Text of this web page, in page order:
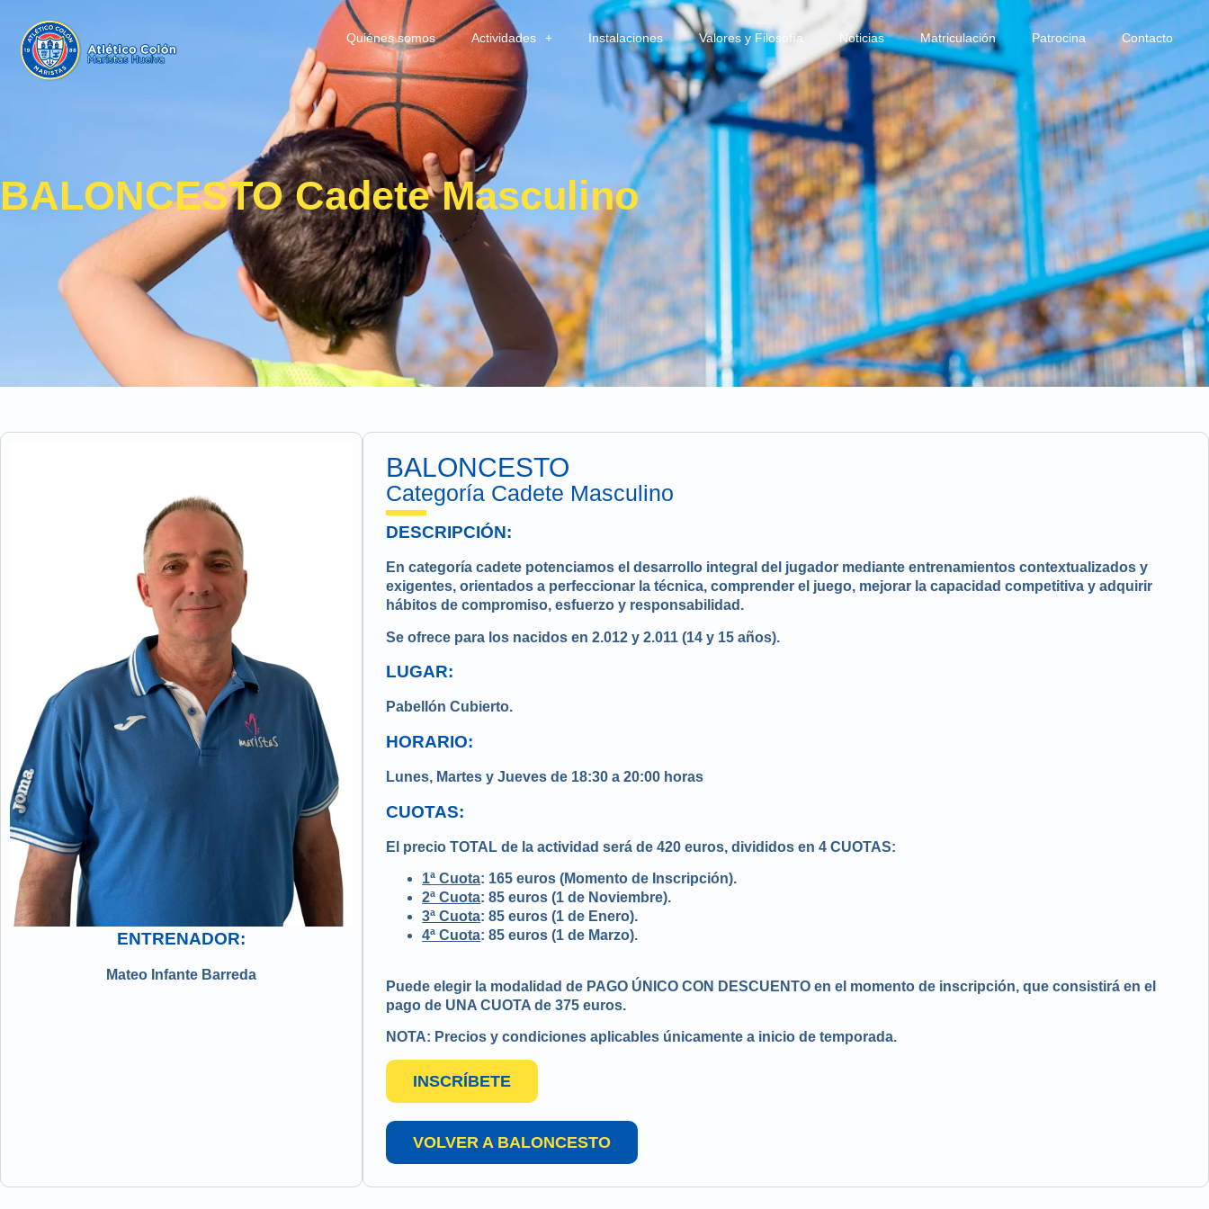
Quiénes somos Actividades Instalaciones Valores y Filosofía Noticias Matriculación Patrocina Contacto
BALONCESTO Cadete Masculino
ENTRENADOR:
Mateo Infante Barreda
BALONCESTO
Categoría Cadete Masculino
DESCRIPCIÓN:
En categoría cadete potenciamos el desarrollo integral del jugador mediante entrenamientos contextualizados y
exigentes, orientados a perfeccionar la técnica, comprender el juego, mejorar la capacidad competitiva y adquirir
hábitos de compromiso, esfuerzo y responsabilidad.
Se ofrece para los nacidos en 2.012 y 2.011 (14 y 15 años).
LUGAR:
Pabellón Cubierto.
HORARIO:
Lunes, Martes y Jueves de 18:30 a 20:00 horas
CUOTAS:
El precio TOTAL de la actividad será de 420 euros, divididos en 4 CUOTAS:
1ª Cuota: 165 euros (Momento de Inscripción).
2ª Cuota: 85 euros (1 de Noviembre).
3ª Cuota: 85 euros (1 de Enero).
4ª Cuota: 85 euros (1 de Marzo).
Puede elegir la modalidad de PAGO ÚNICO CON DESCUENTO en el momento de inscripción, que consistirá en el
pago de UNA CUOTA de 375 euros.
NOTA: Precios y condiciones aplicables únicamente a inicio de temporada.
INSCRÍBETE
VOLVER A BALONCESTO